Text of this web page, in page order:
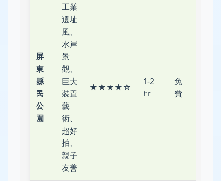
屏
東
縣
民
公
園
工業
遺址
風、
水岸
景
觀、
巨大
裝置
藝
術、
超好
拍、
親子
友善
★★★★☆
1-2
hr
免
費